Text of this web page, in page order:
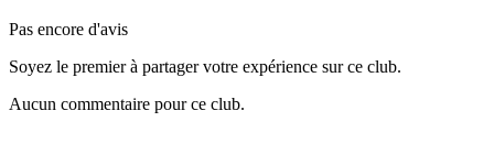
Pas encore d'avis
Soyez le premier à partager votre expérience sur ce club.
Aucun commentaire pour ce club.